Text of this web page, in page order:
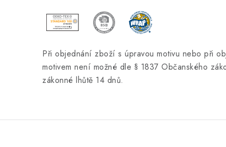
Při objednání zboží s úpravou motivu nebo při
motivem není možné dle § 1837 Občanského
zákonné lhůtě 14 dnů.